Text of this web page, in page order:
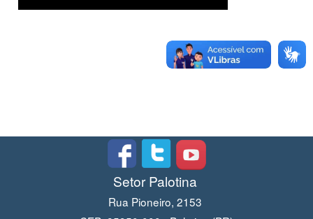
Setor Palotina
Rua Pioneiro, 2153